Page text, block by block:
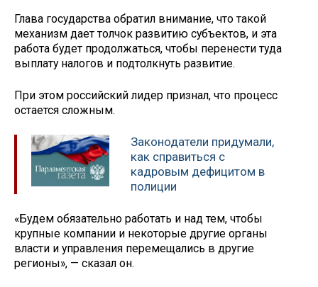
Глава государства обратил внимание, что такой
механизм дает толчок развитию субъектов, и эта
работа будет продолжаться, чтобы перенести туда
выплату налогов и подтолкнуть развитие.
При этом российский лидер признал, что процесс
остается сложным.
Законодатели придумали,
как справиться с
кадровым дефицитом в
полиции
«Будем обязательно работать и над тем, чтобы
крупные компании и некоторые другие органы
власти и управления перемещались в другие
регионы», — сказал он.